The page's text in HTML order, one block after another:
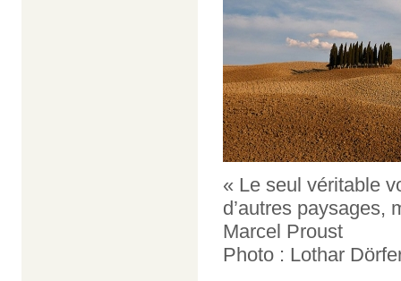
« Le seul véritable
d’autres paysages,
Marcel Proust
Photo : Lothar